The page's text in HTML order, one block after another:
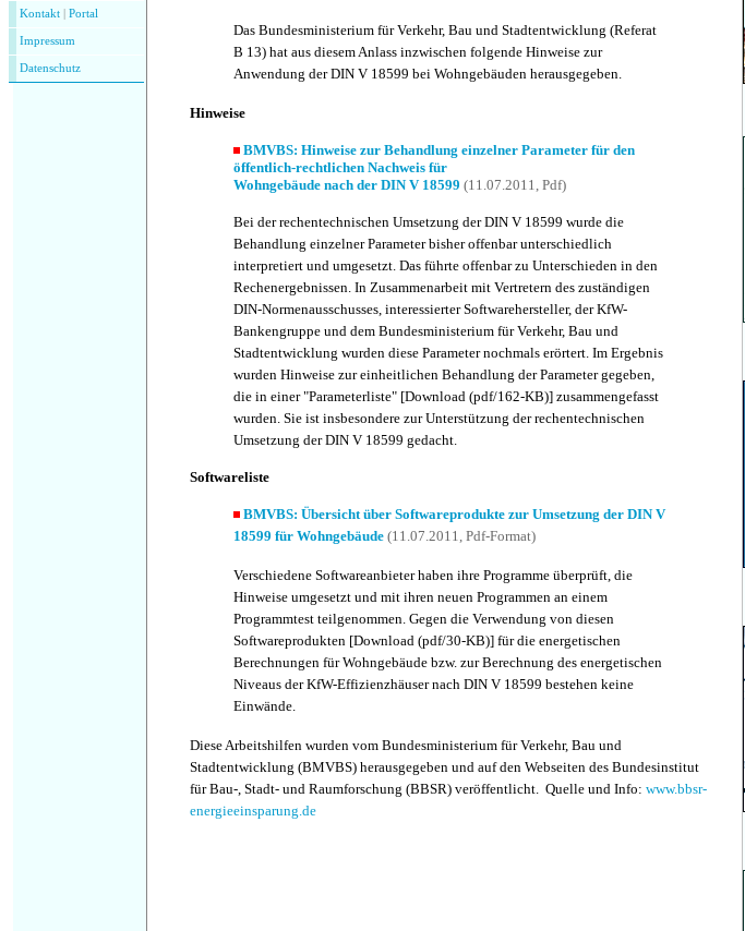
Kontakt Portal
Impressum
Datenschutz
Das Bundesministerium für Verkehr, Bau und Stadtentwicklung (Referat
B 13) hat aus diesem Anlass inzwischen folgende Hinweise zur
Anwendung der DIN V 18599 bei Wohngebäuden herausgegeben.
Hinweise
BMVBS: Hinweise zur Behandlung einzelner Parameter für den
öffentlich-rechtlichen Nachweis für
Wohngebäude nach der DIN V 18599 (11.07.2011, Pdf)
Bei der rechentechnischen Umsetzung der DIN V 18599 wurde die
Behandlung einzelner Parameter bisher offenbar unterschiedlich
interpretiert und umgesetzt. Das führte offenbar zu Unterschieden in den
Rechenergebnissen. In Zusammenarbeit mit Vertretern des zuständigen
DIN-Normenausschusses, interessierter Softwarehersteller, der KfW-
Bankengruppe und dem Bundesministerium für Verkehr, Bau und
Stadtentwicklung wurden diese Parameter nochmals erörtert. Im Ergebnis
wurden Hinweise zur einheitlichen Behandlung der Parameter gegeben,
die in einer "Parameterliste" [Download (pdf/162-KB)] zusammengefasst
wurden. Sie ist insbesondere zur Unterstützung der rechentechnischen
Umsetzung der DIN V 18599 gedacht.
Softwareliste
BMVBS: Übersicht über Softwareprodukte zur Umsetzung der DIN V
18599 für Wohngebäude (11.07.2011, Pdf-Format)
Verschiedene Softwareanbieter haben ihre Programme überprüft, die
Hinweise umgesetzt und mit ihren neuen Programmen an einem
Programmtest teilgenommen. Gegen die Verwendung von diesen
Softwareprodukten [Download (pdf/30-KB)] für die energetischen
Berechnungen für Wohngebäude bzw. zur Berechnung des energetischen
Niveaus der KfW-Effizienzhäuser nach DIN V 18599 bestehen keine
Einwände.
Diese Arbeitshilfen wurden vom Bundesministerium für Verkehr, Bau und
Stadtentwicklung (BMVBS) herausgegeben und auf den Webseiten des Bundesinstitut
für Bau-, Stadt- und Raumforschung (BBSR) veröffentlicht. Quelle und Info: www.bbsr-
energieeinsparung.de